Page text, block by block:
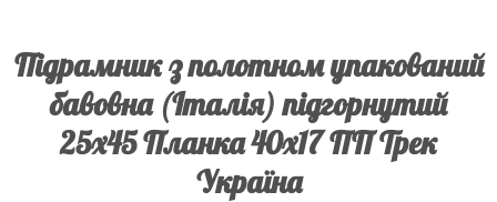
Підрамник з полотном упакований
бавовна (Італія) підгорнутий
25х45 Планка 40х17 ПП Трек
Україна